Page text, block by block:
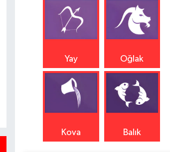
Yay Oğlak
Kova Balık